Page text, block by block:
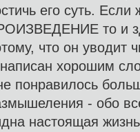
его суть.
то и
что он уводит
хорошим
понравилось
- обо
настоящая